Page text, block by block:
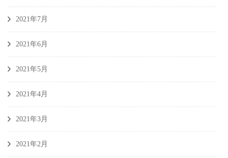
2021年7月
2021年6月
2021年5月
2021年4月
2021年3月
2021年2月